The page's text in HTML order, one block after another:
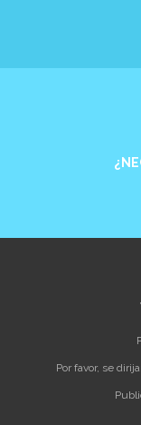
Por favor, se